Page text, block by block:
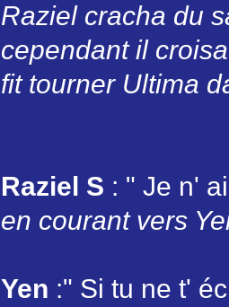
Raziel cracha du
cependant il
fit tourner Ultima
Raziel S : " Je n'
en courant vers
Yen :" Si tu ne t'